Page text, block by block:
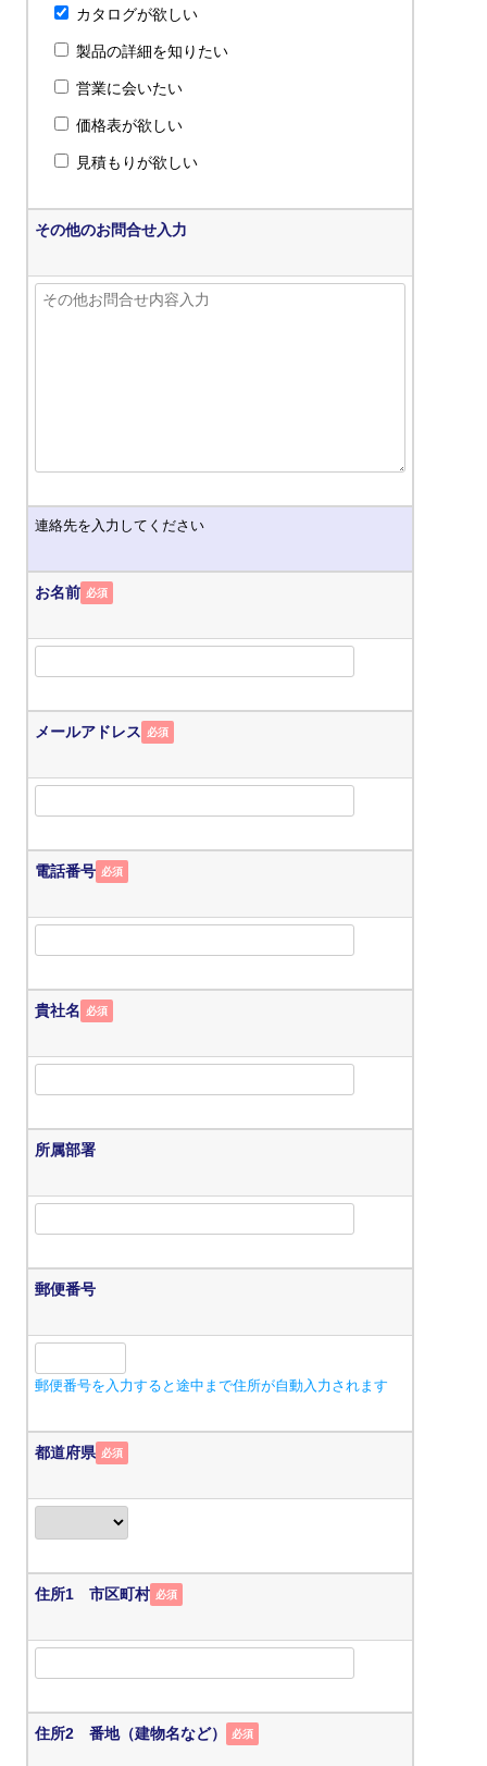
カタログが欲しい
製品の詳細を知りたい
営業に会いたい
価格表が欲しい
見積もりが欲しい
その他のお問合せ入力
連絡先を入力してください
お名前 必須
メールアドレス 必須
電話番号 必須
貴社名 必須
所属部署
郵便番号
郵便番号を入力すると途中まで住所が自動入力されます
都道府県 必須
住所1 市区町村 必須
住所2 番地（建物名など） 必須